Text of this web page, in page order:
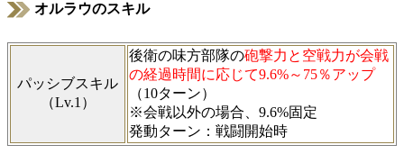
オルラウのスキル
パッシブスキル
（Lv.1）
後衛の味方部隊の砲撃力と空戦力が会戦
の経過時間に応じて9.6%～75％アップ
（10ターン）
※会戦以外の場合、9.6%固定
発動ターン：戦闘開始時